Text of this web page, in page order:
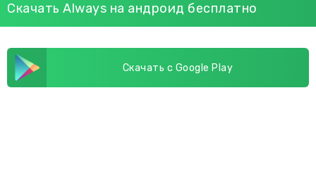
Скачать Always на андроид бесплатно
Скачать с Google Play